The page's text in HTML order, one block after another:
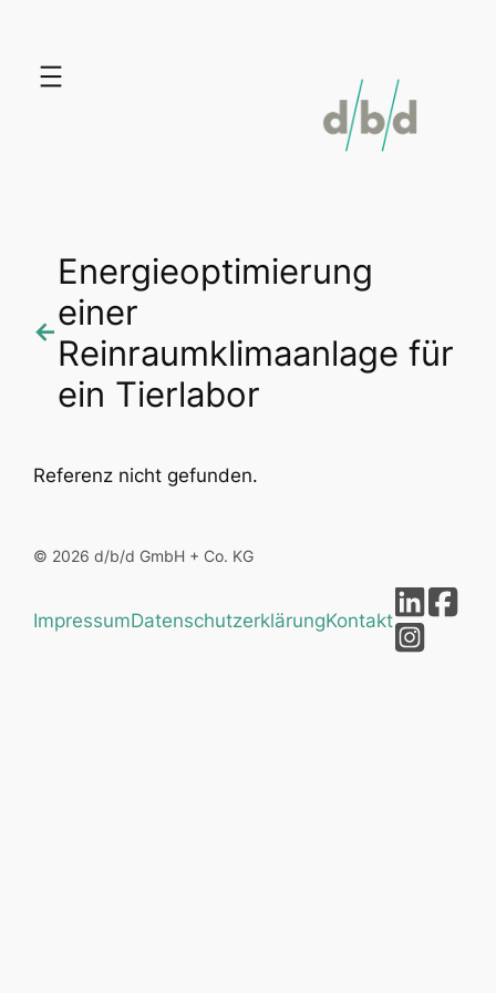
springen
←
Energieoptimierung
einer
Reinraumklimaanlage für
ein Tierlabor
Referenz nicht gefunden.
© 2026 d/b/d GmbH + Co. KG
ImpressumDatenschutzerklärungKontakt